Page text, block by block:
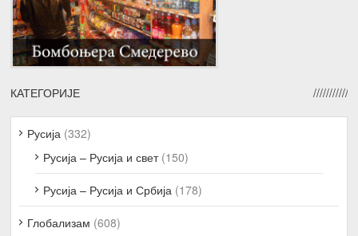
КАТЕГОРИЈЕ
Русија (332)
Русија – Русија и свет(150)
Русија – Русија и Србија (178)
Глобализам (608)